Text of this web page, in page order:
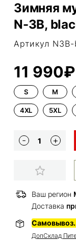
Зимняя
N-3B,
Артикул
11 990₽
S M
4XL 5XL
Ваш регион
Доставка
Самовывоз.
ДопСклад